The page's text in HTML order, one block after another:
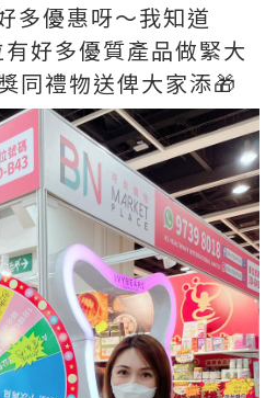
多優惠呀～我知道
好多優質產品做緊大
同禮物送俾大家添🎁